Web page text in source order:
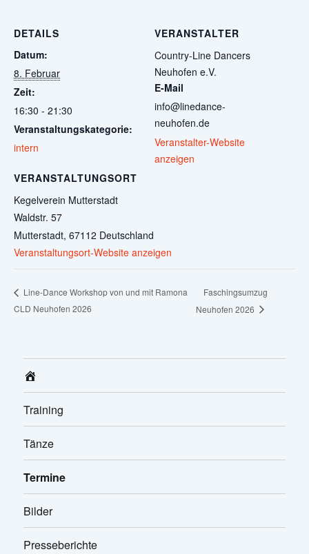
DETAILS
Datum:
8. Februar
Zeit:
16:30 - 21:30
Veranstaltungskategorie:
intern
VERANSTALTUNGSORT
Kegelverein Mutterstadt
Waldstr. 57
Mutterstadt, 67112 Deutschland
Veranstaltungsort-Website anzeigen
VERANSTALTER
Country-Line Dancers
Neuhofen e.V.
E-Mail
info@linedance-
neuhofen.de
Veranstalter-Website
anzeigen
Line-Dance Workshop von und mit Ramona
CLD Neuhofen 2026
Faschingsumzug
Neuhofen 2026
Training
Tänze
Termine
Bilder
Presseberichte